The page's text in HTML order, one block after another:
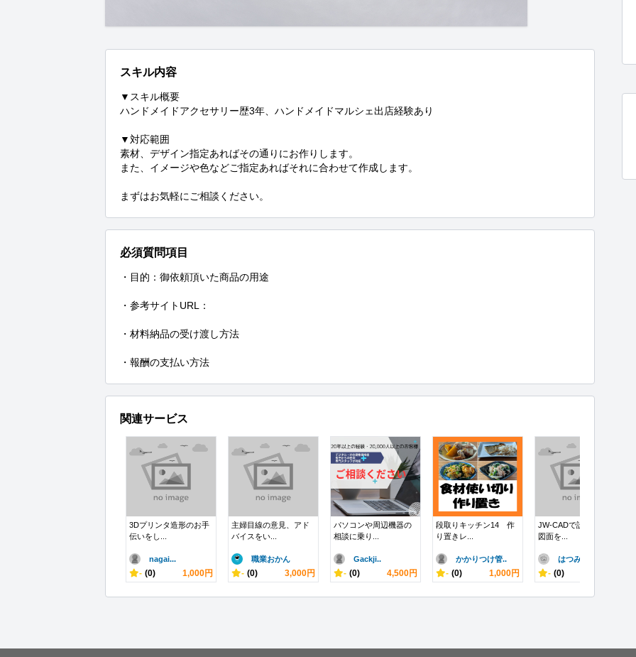
スキル内容
▼スキル概要
ハンドメイドアクセサリー歴3年、ハンドメイドマルシェ出店経験あり
▼対応範囲
素材、デザイン指定あればその通りにお作りします。
また、イメージや色などご指定あればそれに合わせて作成します。
まずはお気軽にご相談ください。
必須質問項目
・目的：御依頼頂いた商品の用途
・参考サイトURL：
・材料納品の受け渡し方法
・報酬の支払い方法
関連サービス
3Dプリンタ造形のお手
伝いをし...
nagai...
- (0) 1,000円
主婦目線の意見、アド
バイスをい...
職業おかん
- (0) 3,000円
パソコンや周辺機器の
相談に乗り...
Gackji..
- (0) 4,500円
段取りキッチン14 作
り置きレ...
かかりつけ管..
- (0) 1,000円
JW-CADで設計全般の
図面を...
はつみん
- (0)